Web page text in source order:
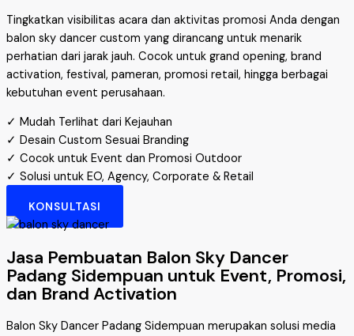
Tingkatkan visibilitas acara dan aktivitas promosi Anda dengan
balon sky dancer custom yang dirancang untuk menarik
perhatian dari jarak jauh. Cocok untuk grand opening, brand
activation, festival, pameran, promosi retail, hingga berbagai
kebutuhan event perusahaan.
✓ Mudah Terlihat dari Kejauhan
✓ Desain Custom Sesuai Branding
✓ Cocok untuk Event dan Promosi Outdoor
✓ Solusi untuk EO, Agency, Corporate & Retail
KONSULTASI
Jasa Pembuatan Balon Sky Dancer
Padang Sidempuan untuk Event, Promosi,
dan Brand Activation
Balon Sky Dancer Padang Sidempuan merupakan solusi media